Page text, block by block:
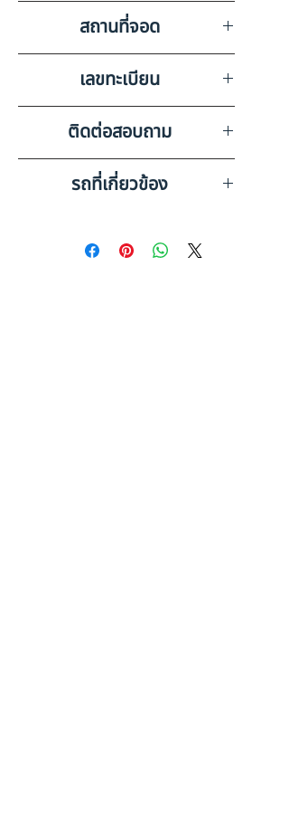
แอร์,วิทยุเทป,ลำโพง,แบตเตอรี่
PRO 2 ลุก,กะทะล้อ 10 วง
สถานที่จอด
บริษัท สยามอินเตอร์การประมูล
จำกัด สุรินทร์
เลขทะเบียน
83-4055 สุรินทร์
ติดต่อสอบถาม
เบอร์ติดต่อฝ่ายขาย 098-253-
5968 หรือ 061-386-4375
รถที่เกี่ยวข้อง
PL24-6710129